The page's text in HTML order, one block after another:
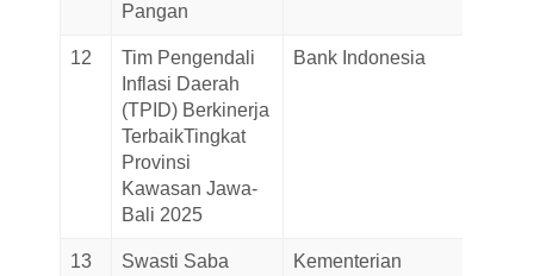
Pangan
12
Tim Pengendali
Inflasi Daerah
(TPID) Berkinerja
TerbaikTingkat
Provinsi
Kawasan Jawa-
Bali 2025
Bank Indonesia
13
Swasti Saba
Kementerian